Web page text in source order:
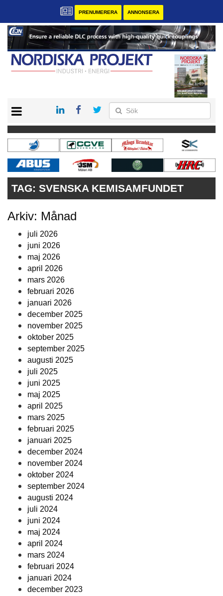
PRENUMERERA ANNONSERA
KONTAKT
VÅRA ANDRA MAGASIN
PRENUMERERA
ANNONSERA
TAG: SVENSKA KEMISAMFUNDET
Arkiv: Månad
juli 2026
juni 2026
maj 2026
april 2026
mars 2026
februari 2026
januari 2026
december 2025
november 2025
oktober 2025
september 2025
augusti 2025
juli 2025
juni 2025
maj 2025
april 2025
mars 2025
februari 2025
januari 2025
december 2024
november 2024
oktober 2024
september 2024
augusti 2024
juli 2024
juni 2024
maj 2024
april 2024
mars 2024
februari 2024
januari 2024
december 2023